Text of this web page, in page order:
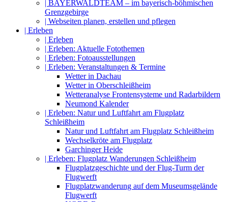
| BAYERWALDTEAM – im bayerisch-böhmischen
Grenzgebirge
| Webseiten planen, erstellen und pflegen
| Erleben
| Erleben
| Erleben: Aktuelle Fotothemen
| Erleben: Fotoausstellungen
| Erleben: Veranstaltungen & Termine
Wetter in Dachau
Wetter in Oberschleißheim
Wetteranalyse Frontensysteme und Radarbildern
Neumond Kalender
| Erleben: Natur und Luftfahrt am Flugplatz
Schleißheim
Natur und Luftfahrt am Flugplatz Schleißheim
Wechselkröte am Flugplatz
Garchinger Heide
| Erleben: Flugplatz Wanderungen Schleißheim
Flugplatzgeschichte und der Flug-Turm der
Flugwerft
Flugplatzwanderung auf dem Museumsgelände
Flugwerft